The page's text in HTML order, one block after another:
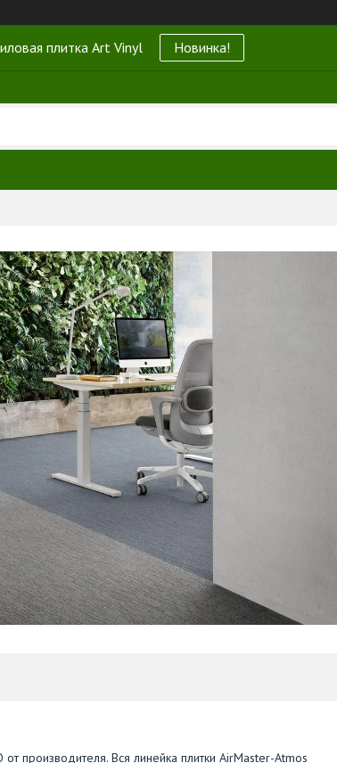
плитка Art Vinyl Новинка!
производителя. Вся линейка плитки AirMaster-Atmos